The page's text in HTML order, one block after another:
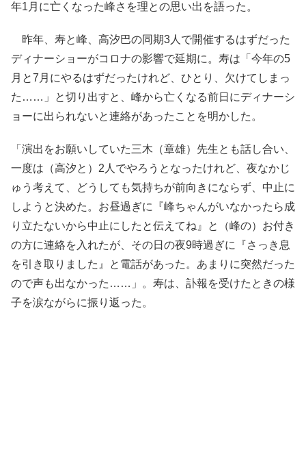
年1月に亡くなった峰さを理との思い出を語った。
昨年、寿と峰、高汐巴の同期3人で開催するはずだった
ディナーショーがコロナの影響で延期に。寿は「今年の5
月と7月にやるはずだったけれど、ひとり、欠けてしまっ
た……」と切り出すと、峰から亡くなる前日にディナーシ
ョーに出られないと連絡があったことを明かした。
「演出をお願いしていた三木（章雄）先生とも話し合い、
一度は（高汐と）2人でやろうとなったけれど、夜なかじ
ゅう考えて、どうしても気持ちが前向きにならず、中止に
しようと決めた。お昼過ぎに『峰ちゃんがいなかったら成
り立たないから中止にしたと伝えてね』と（峰の）お付き
の方に連絡を入れたが、その日の夜9時過ぎに『さっき息
を引き取りました』と電話があった。あまりに突然だった
ので声も出なかった……」。寿は、訃報を受けたときの様
子を涙ながらに振り返った。